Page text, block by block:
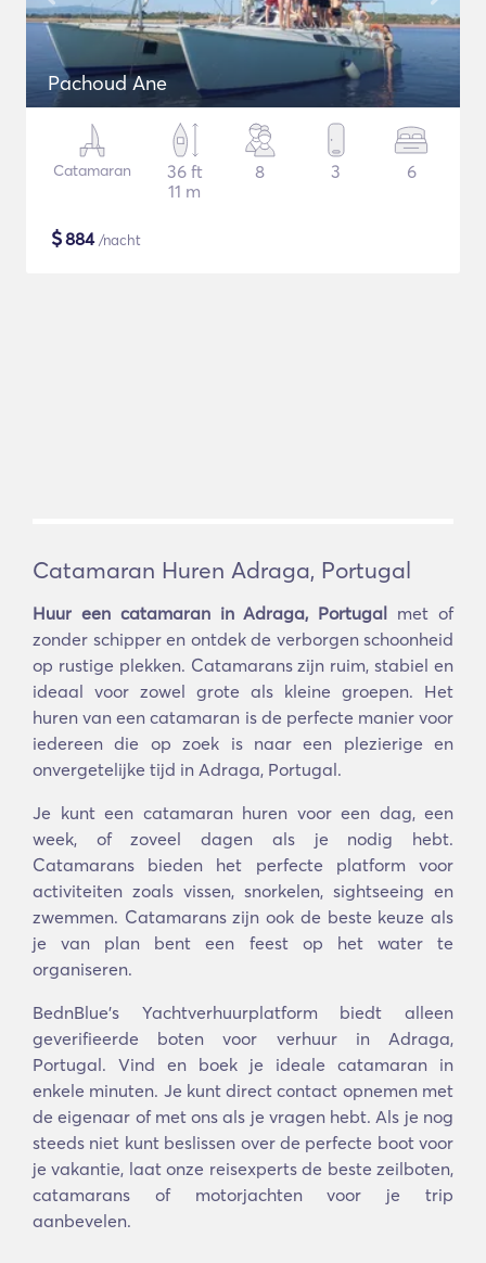
Pachoud Ane
Catamaran
36 ft
11 m
8 3 6
$884/nacht
Catamaran Huren Adraga, Portugal
Huur een catamaran in Adraga, Portugal met of
zonder schipper en ontdek de verborgen schoonheid
op rustige plekken. Catamarans zijn ruim, stabiel en
ideaal voor zowel grote als kleine groepen. Het
huren van een catamaran is de perfecte manier voor
iedereen die op zoek is naar een plezierige en
onvergetelijke tijd in Adraga, Portugal.
Je kunt een catamaran huren voor een dag, een
week, of zoveel dagen als je nodig hebt.
Catamarans bieden het perfecte platform voor
activiteiten zoals vissen, snorkelen, sightseeing en
zwemmen. Catamarans zijn ook de beste keuze als
je van plan bent een feest op het water te
organiseren.
BednBlue's Yachtverhuurplatform biedt alleen
geverifieerde boten voor verhuur in Adraga,
Portugal. Vind en boek je ideale catamaran in
enkele minuten. Je kunt direct contact opnemen met
de eigenaar of met ons als je vragen hebt. Als je nog
steeds niet kunt beslissen over de perfecte boot voor
je vakantie, laat onze reisexperts de beste zeilboten,
catamarans of motorjachten voor je trip
aanbevelen.